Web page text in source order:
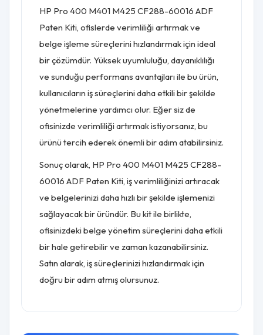
HP Pro 400 M401 M425 CF288-60016 ADF
Paten Kiti, ofislerde verimliliği artırmak ve
belge işleme süreçlerini hızlandırmak için ideal
bir çözümdür. Yüksek uyumluluğu, dayanıklılığı
ve sunduğu performans avantajları ile bu ürün,
kullanıcıların iş süreçlerini daha etkili bir şekilde
yönetmelerine yardımcı olur. Eğer siz de
ofisinizde verimliliği artırmak istiyorsanız, bu
ürünü tercih ederek önemli bir adım atabilirsiniz.
Sonuç olarak, HP Pro 400 M401 M425 CF288-
60016 ADF Paten Kiti, iş verimliliğinizi artıracak
ve belgelerinizi daha hızlı bir şekilde işlemenizi
sağlayacak bir üründür. Bu kit ile birlikte,
ofisinizdeki belge yönetim süreçlerini daha etkili
bir hale getirebilir ve zaman kazanabilirsiniz.
Satın alarak, iş süreçlerinizi hızlandırmak için
doğru bir adım atmış olursunuz.